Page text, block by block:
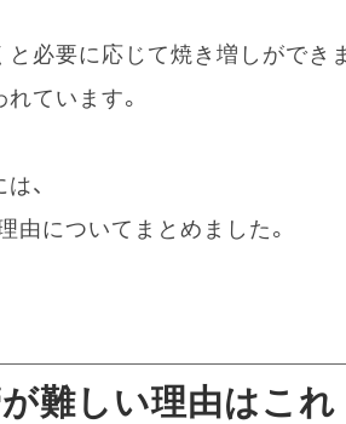
必要に応じて焼き増しができ
ています。
、
由についてまとめました。
難しい理由はこれ